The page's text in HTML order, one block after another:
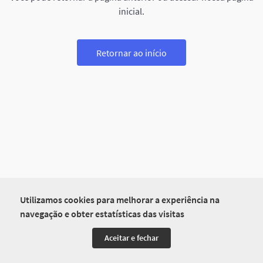
Utilizamos cookies para melhorar a experiência na
navegação e obter estatísticas das visitas
Aceitar e fechar
inicial.
Retornar ao início